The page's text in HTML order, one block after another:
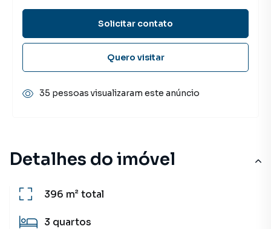
Detalhes do imóvel
396 m²total
3 quartos
Solicitar contato
Quero visitar
35 pessoas visualizaram este anúncio